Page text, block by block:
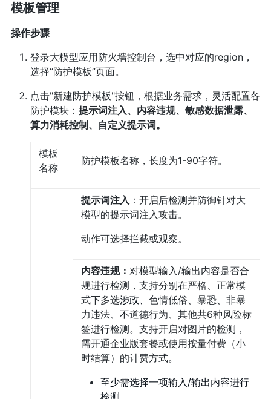
模板管理
操作步骤
登录大模型应用防火墙控制台，选中对应的region，
选择“防护模板”页面。
点击"新建防护模板"按钮，根据业务需求，灵活配置各
防护模块： 提示词注入、内容违规、敏感数据泄露、
算力消耗控制、自定义提示词。
模板
名称
防护模板名称，长度为1-90字符。
提示词注入 ：开启后检测并防御针对大
模型的提示词注入攻击。
动作可选择拦截或观察。
内容违规： 对模型输入/输出内容是否合
规进行检测，支持分别在严格、正常模
式下多选涉政、 色情低俗、暴恐、非暴
力违法、不道德行为、其他共6种风险标
签进行检测。支持开启对图片的检测，
需开通企业版套餐或使用按量付费（小
时结算）的计费方式。
至少需选择一项输入/输出内容进行